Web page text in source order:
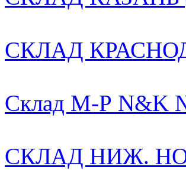
СКЛАД
Склад М-Р N&K
СКЛАД НИЖ.